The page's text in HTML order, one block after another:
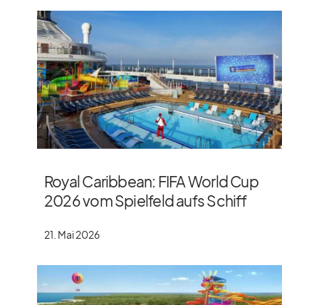
Royal Caribbean: FIFA World Cup
2026 vom Spielfeld aufs Schiff
21. Mai 2026